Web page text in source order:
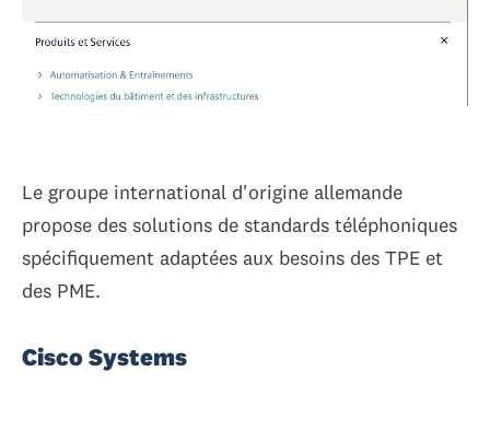
Le groupe international d'origine allemande
propose des solutions de standards téléphoniques
spécifiquement adaptées aux besoins des TPE et
des PME.
Cisco Systems